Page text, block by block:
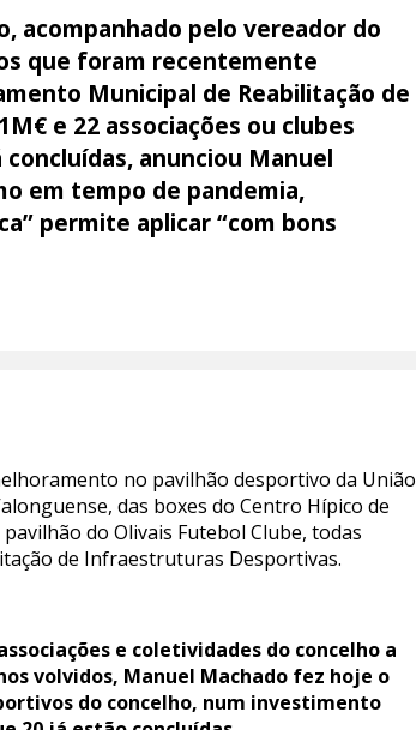
acompanhado pelo vereador do
que foram recentemente
Municipal de Reabilitação de
e 22 associações ou clubes
anunciou Manuel
em tempo de pandemia,
permite aplicar “com bons
no pavilhão desportivo da União
das boxes do Centro Hípico de
do Olivais Futebol Clube, todas
de Infraestruturas Desportivas.
e coletividades do concelho a
volvidos, Manuel Machado fez hoje o
do concelho, num investimento